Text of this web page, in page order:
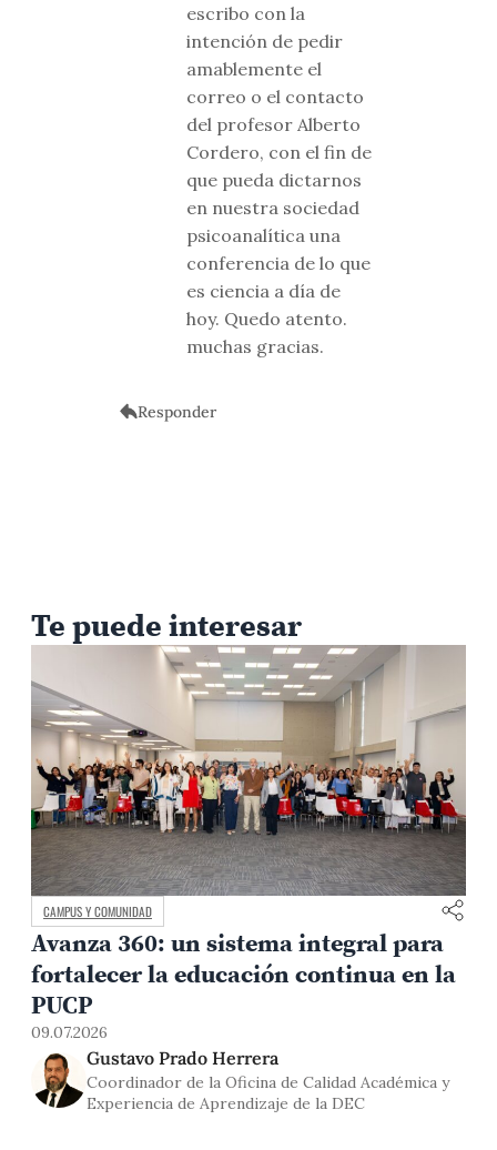
escribo con la
intención de pedir
amablemente el
correo o el contacto
del profesor Alberto
Cordero, con el fin de
que pueda dictarnos
en nuestra sociedad
psicoanalítica una
conferencia de lo que
es ciencia a día de
hoy. Quedo atento.
muchas gracias.
Responder
Te puede interesar
CAMPUS Y COMUNIDAD
Avanza 360: un sistema integral para
fortalecer la educación continua en la
PUCP
09.07.2026
Gustavo Prado Herrera
Coordinador de la Oficina de Calidad Académica y
Experiencia de Aprendizaje de la DEC